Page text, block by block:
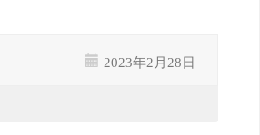
2023年2月28日